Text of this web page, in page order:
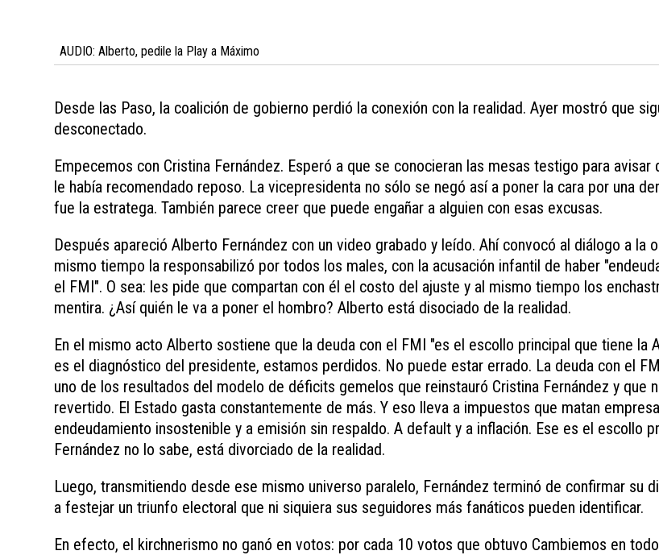
AUDIO: Alberto, pedile la Play a Máximo
Desde las Paso, la coalición de gobierno perdió la conexión con la realidad. Ayer mostró que
desconectado.
Empecemos con Cristina Fernández. Esperó a que se conocieran las mesas testigo para avisar
le había recomendado reposo. La vicepresidenta no sólo se negó así a poner la cara por una
fue la estratega. También parece creer que puede engañar a alguien con esas excusas.
Después apareció Alberto Fernández con un video grabado y leído. Ahí convocó al diálogo a la
mismo tiempo la responsabilizó por todos los males, con la acusación infantil de haber
el FMI". O sea: les pide que compartan con él el costo del ajuste y al mismo tiempo los
mentira. ¿Así quién le va a poner el hombro? Alberto está disociado de la realidad.
En el mismo acto Alberto sostiene que la deuda con el FMI "es el escollo principal que tiene la
es el diagnóstico del presidente, estamos perdidos. No puede estar errado. La deuda con el
uno de los resultados del modelo de déficits gemelos que reinstauró Cristina Fernández y que
revertido. El Estado gasta constantemente de más. Y eso lleva a impuestos que matan
endeudamiento insostenible y a emisión sin respaldo. A default y a inflación. Ese es el escollo
Fernández no lo sabe, está divorciado de la realidad.
Luego, transmitiendo desde ese mismo universo paralelo, Fernández terminó de confirmar su
a festejar un triunfo electoral que ni siquiera sus seguidores más fanáticos pueden identificar.
En efecto, el kirchnerismo no ganó en votos: por cada 10 votos que obtuvo Cambiemos en